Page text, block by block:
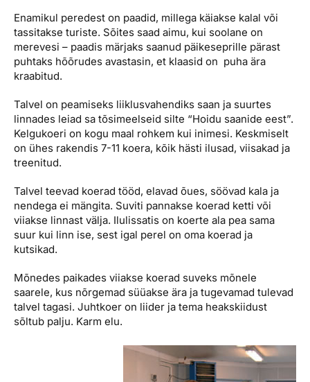
Enamikul peredest on paadid, millega käiakse kalal või
tassitakse turiste. Sõites saad aimu, kui soolane on
merevesi – paadis märjaks saanud päikeseprille pärast
puhtaks hõõrudes avastasin, et klaasid on puha ära
kraabitud.
Talvel on peamiseks liiklusvahendiks saan ja suurtes
linnades leiad sa tõsimeelseid silte “Hoidu saanide eest”.
Kelgukoeri on kogu maal rohkem kui inimesi. Keskmiselt
on ühes rakendis 7-11 koera, kõik hästi ilusad, viisakad ja
treenitud.
Talvel teevad koerad tööd, elavad õues, söövad kala ja
nendega ei mängita. Suviti pannakse koerad ketti või
viiakse linnast välja. Ilulissatis on koerte ala pea sama
suur kui linn ise, sest igal perel on oma koerad ja
kutsikad.
Mõnedes paikades viiakse koerad suveks mõnele
saarele, kus nõrgemad süüakse ära ja tugevamad tulevad
talvel tagasi. Juhtkoer on liider ja tema heakskiidust
sõltub palju. Karm elu.